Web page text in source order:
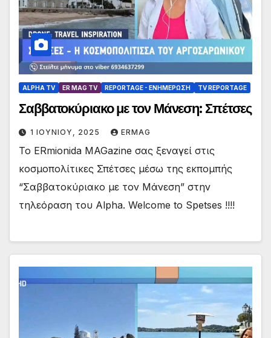
ALPHA TV ER MAG TV REPORTAGE - EΝΗΜΈΡΩΣΗ TV REPORTAGE
Σαββατοκύριακο με τον Μάνεση: Σπέτσες
1 ΙΟΥΝΊΟΥ, 2025 ERMAG
Το ERmionida MAGazine σας ξεναγεί στις
κοσμοπολίτικες Σπέτσες μέσω της εκπομπής
“Σαββατοκύριακο με τον Μάνεση” στην
τηλεόραση του Alpha. Welcome to Spetses !!!!